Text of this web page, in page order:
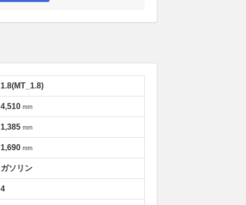
1.8(MT_1.8)
4,510 mm
1,385 mm
1,690 mm
ガソリン
4